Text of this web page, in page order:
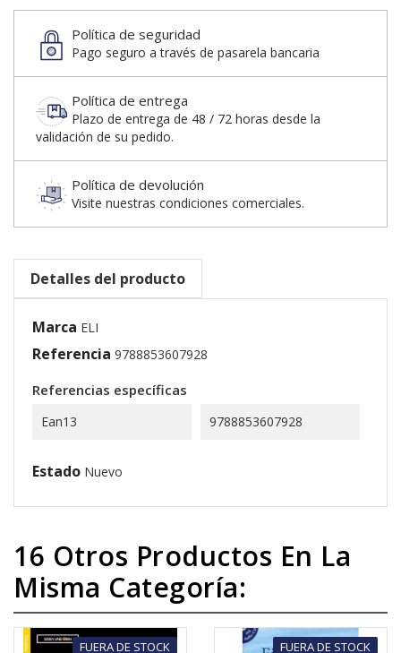
Política de seguridad
Pago seguro a través de pasarela bancaria
Política de entrega
Plazo de entrega de 48 / 72 horas desde la
validación de su pedido.
Política de devolución
Visite nuestras condiciones comerciales.
Detalles del producto
Marca ELI
Referencia 9788853607928
Referencias específicas
Ean13 9788853607928
Estado Nuevo
16 Otros Productos En La
Misma Categoría:
FUERA DE STOCK FUERA DE STOCK